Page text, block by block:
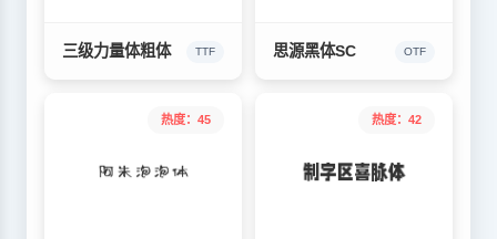
三级力量体粗体 TTF 思源黑体SC OTF
热度：45 热度：42